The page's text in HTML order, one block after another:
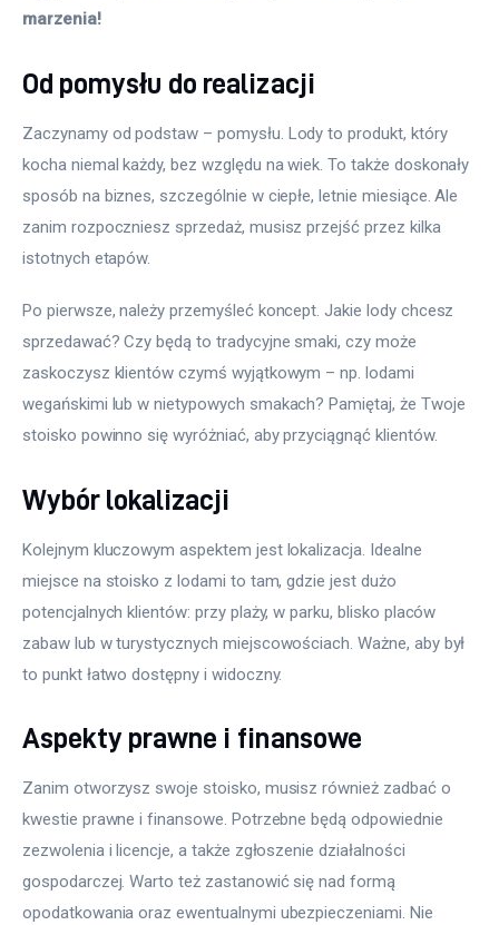
marzenia!
Od pomysłu do realizacji
Zaczynamy od podstaw – pomysłu. Lody to produkt, który
kocha niemal każdy, bez względu na wiek. To także doskonały
sposób na biznes, szczególnie w ciepłe, letnie miesiące. Ale
zanim rozpoczniesz sprzedaż, musisz przejść przez kilka
istotnych etapów.
Po pierwsze, należy przemyśleć koncept. Jakie lody chcesz
sprzedawać? Czy będą to tradycyjne smaki, czy może
zaskoczysz klientów czymś wyjątkowym – np. lodami
wegańskimi lub w nietypowych smakach? Pamiętaj, że Twoje
stoisko powinno się wyróżniać, aby przyciągnąć klientów.
Wybór lokalizacji
Kolejnym kluczowym aspektem jest lokalizacja. Idealne
miejsce na stoisko z lodami to tam, gdzie jest dużo
potencjalnych klientów: przy plaży, w parku, blisko placów
zabaw lub w turystycznych miejscowościach. Ważne, aby był
to punkt łatwo dostępny i widoczny.
Aspekty prawne i finansowe
Zanim otworzysz swoje stoisko, musisz również zadbać o
kwestie prawne i finansowe. Potrzebne będą odpowiednie
zezwolenia i licencje, a także zgłoszenie działalności
gospodarczej. Warto też zastanowić się nad formą
opodatkowania oraz ewentualnymi ubezpieczeniami. Nie